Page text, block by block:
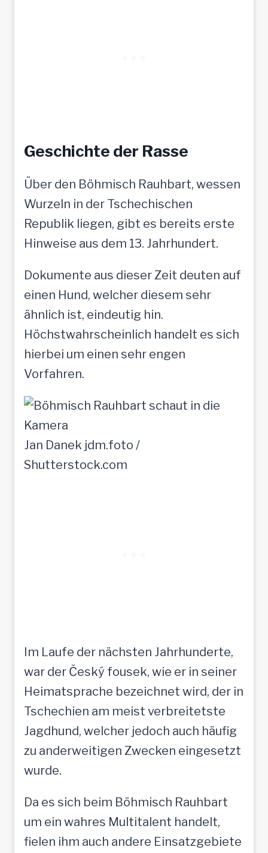
Geschichte der Rasse
Über den Böhmisch Rauhbart, wessen
Wurzeln in der Tschechischen
Republik liegen, gibt es bereits erste
Hinweise aus dem 13. Jahrhundert.
Dokumente aus dieser Zeit deuten auf
einen Hund, welcher diesem sehr
ähnlich ist, eindeutig hin.
Höchstwahrscheinlich handelt es sich
hierbei um einen sehr engen
Vorfahren.
Jan Danek jdm.foto /
Shutterstock.com
Im Laufe der nächsten Jahrhunderte,
war der Český fousek, wie er in seiner
Heimatsprache bezeichnet wird, der in
Tschechien am meist verbreitetste
Jagdhund, welcher jedoch auch häufig
zu anderweitigen Zwecken eingesetzt
wurde.
Da es sich beim Böhmisch Rauhbart
um ein wahres Multitalent handelt,
fielen ihm auch andere Einsatzgebiete